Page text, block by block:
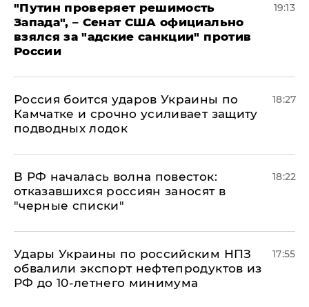
"Путин проверяет решимость
Запада", – Сенат США официально
взялся за "адские санкции" против
России
19:13
Россия боится ударов Украины по
Камчатке и срочно усиливает защиту
подводных лодок
18:27
​В РФ началась волна повесток:
отказавшихся россиян заносят в
"черные списки"
18:22
Удары Украины по российским НПЗ
обвалили экспорт нефтепродуктов из
РФ до 10-летнего минимума
17:55